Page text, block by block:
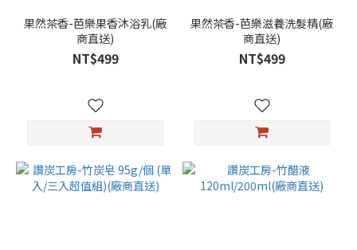
果然茶香-芭樂果香沐浴乳(廠
商直送)
NT$499
果然茶香-芭樂滋養洗髮精(廠
商直送)
NT$499